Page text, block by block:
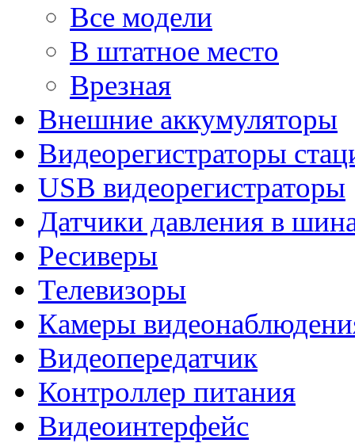
Все модели
В штатное место
Врезная
Внешние аккумуляторы
Видеорегистраторы
USB видеорегистраторы
Датчики давления в
Ресиверы
Телевизоры
Камеры
Видеопередатчик
Контроллер питания
Видеоинтерфейс